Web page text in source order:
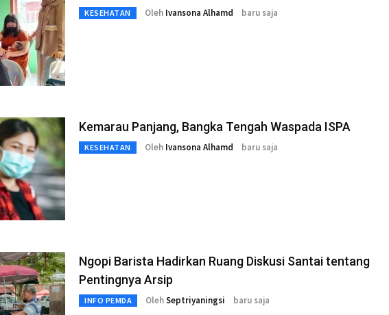
KESEHATAN Oleh Ivansona Alhamd baru saja
Kemarau Panjang, Bangka Tengah Waspada ISPA
KESEHATAN Oleh Ivansona Alhamd baru saja
Ngopi Barista Hadirkan Ruang Diskusi Santai tentang
Pentingnya Arsip
INFO PEMDA OlehSeptriyaningsi baru saja